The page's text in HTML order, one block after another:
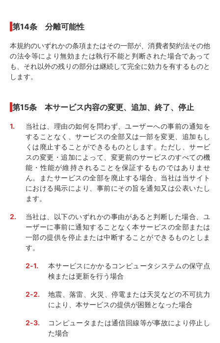
第14条 分離可能性
本規約のいずれかの条項またはその一部が、消費者契約法その他
の法令等により無効または執行不能と判断された場合であって
も、それ以外の残りの部分は継続して完全に効力を有するものと
します。
第15条 本サービス内容の変更、追加、終了、停止
当社は、理由の如何を問わず、ユーザーへの事前の通知を
することなく、サービスの全部又は一部を変更、追加もし
くは廃止することができるものとします。ただし、サービ
スの変更・追加によって、変更前のサービスのすべての機
能・性能が維持されることを保証するものではありませ
ん。またサービスの全部を廃止する場合、当社は当サイト
における掲示により、事前にその旨を通知又は公表いたし
ます。
当社は、以下のいずれかの事由があると判断した場合、ユ
ーザーに事前に通知することなく本サービスの全部または
一部の提供を停止または中断することができるものとしま
す。
本サービスにかかるコンピュータシステムの保守点
検または更新を行う場合
地震、落雷、火災、停電または天災などの不可抗力
により、本サービスの提供が困難となった場合
コンピュータまたは通信回線等が事故により停止し
た場合